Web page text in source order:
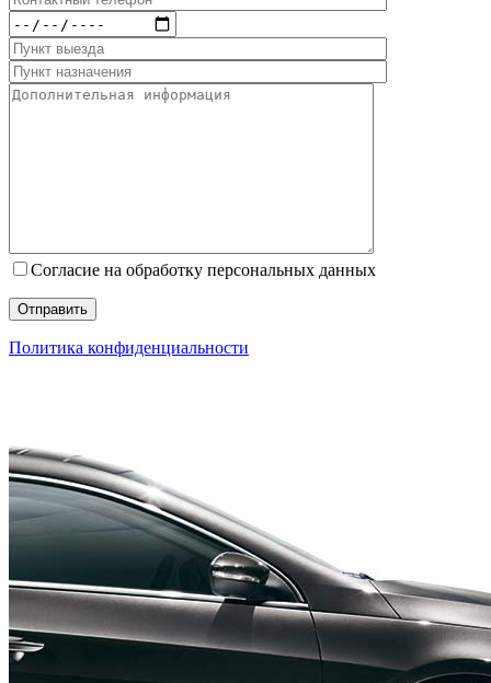
Согласие на обработку персональных данных
Политика конфиденциальности